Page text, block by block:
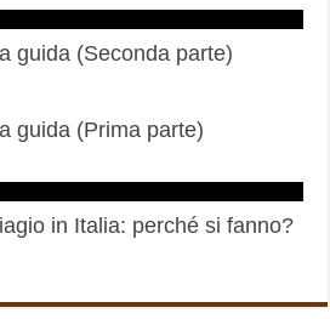
guida (Seconda parte)
guida (Prima parte)
in Italia: perché si fanno?